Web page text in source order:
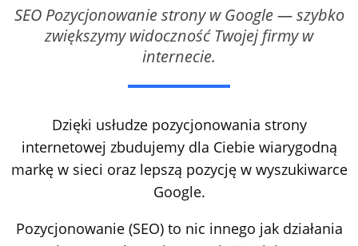
SEO Pozycjonowanie strony w Google — szybko
zwiększymy widoczność Twojej firmy w
internecie.
Dzięki usłudze pozycjonowania strony
internetowej zbudujemy dla Ciebie wiarygodną
markę w sieci oraz lepszą pozycję w wyszukiwarce
Google.
Pozycjonowanie (SEO) to nic innego jak działania